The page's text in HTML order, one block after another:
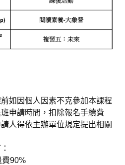
如因個人因素不克參加本課程
申請時間，扣除報名手續費
人得依主辦單位規定提出相關
費90%